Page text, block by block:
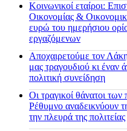
Κοινωνικοί εταίροι:
Οικονομίας &
ευρώ του ημερήσιου
εργαζόμενων
Αποχαιρετούμε τον
μας τραγουδιού κι έναν
πολιτική συνείδηση
Οι τραγικοί θάνατοι
Ρέθυμνο αναδεικνύουν
την πλευρά της πολιτείας